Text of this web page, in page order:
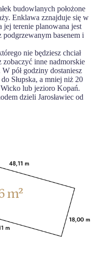
budowlanych położone
Enklawa zznajduje się w
jej terenie planowana jest
basenem i
nie będziesz chciał
zobaczyć inne nadmorskie
pół godziny dostaniesz
Słupska, a mniej niż 20
lub jezioro Kopań.
dzieli Jarosławiec od